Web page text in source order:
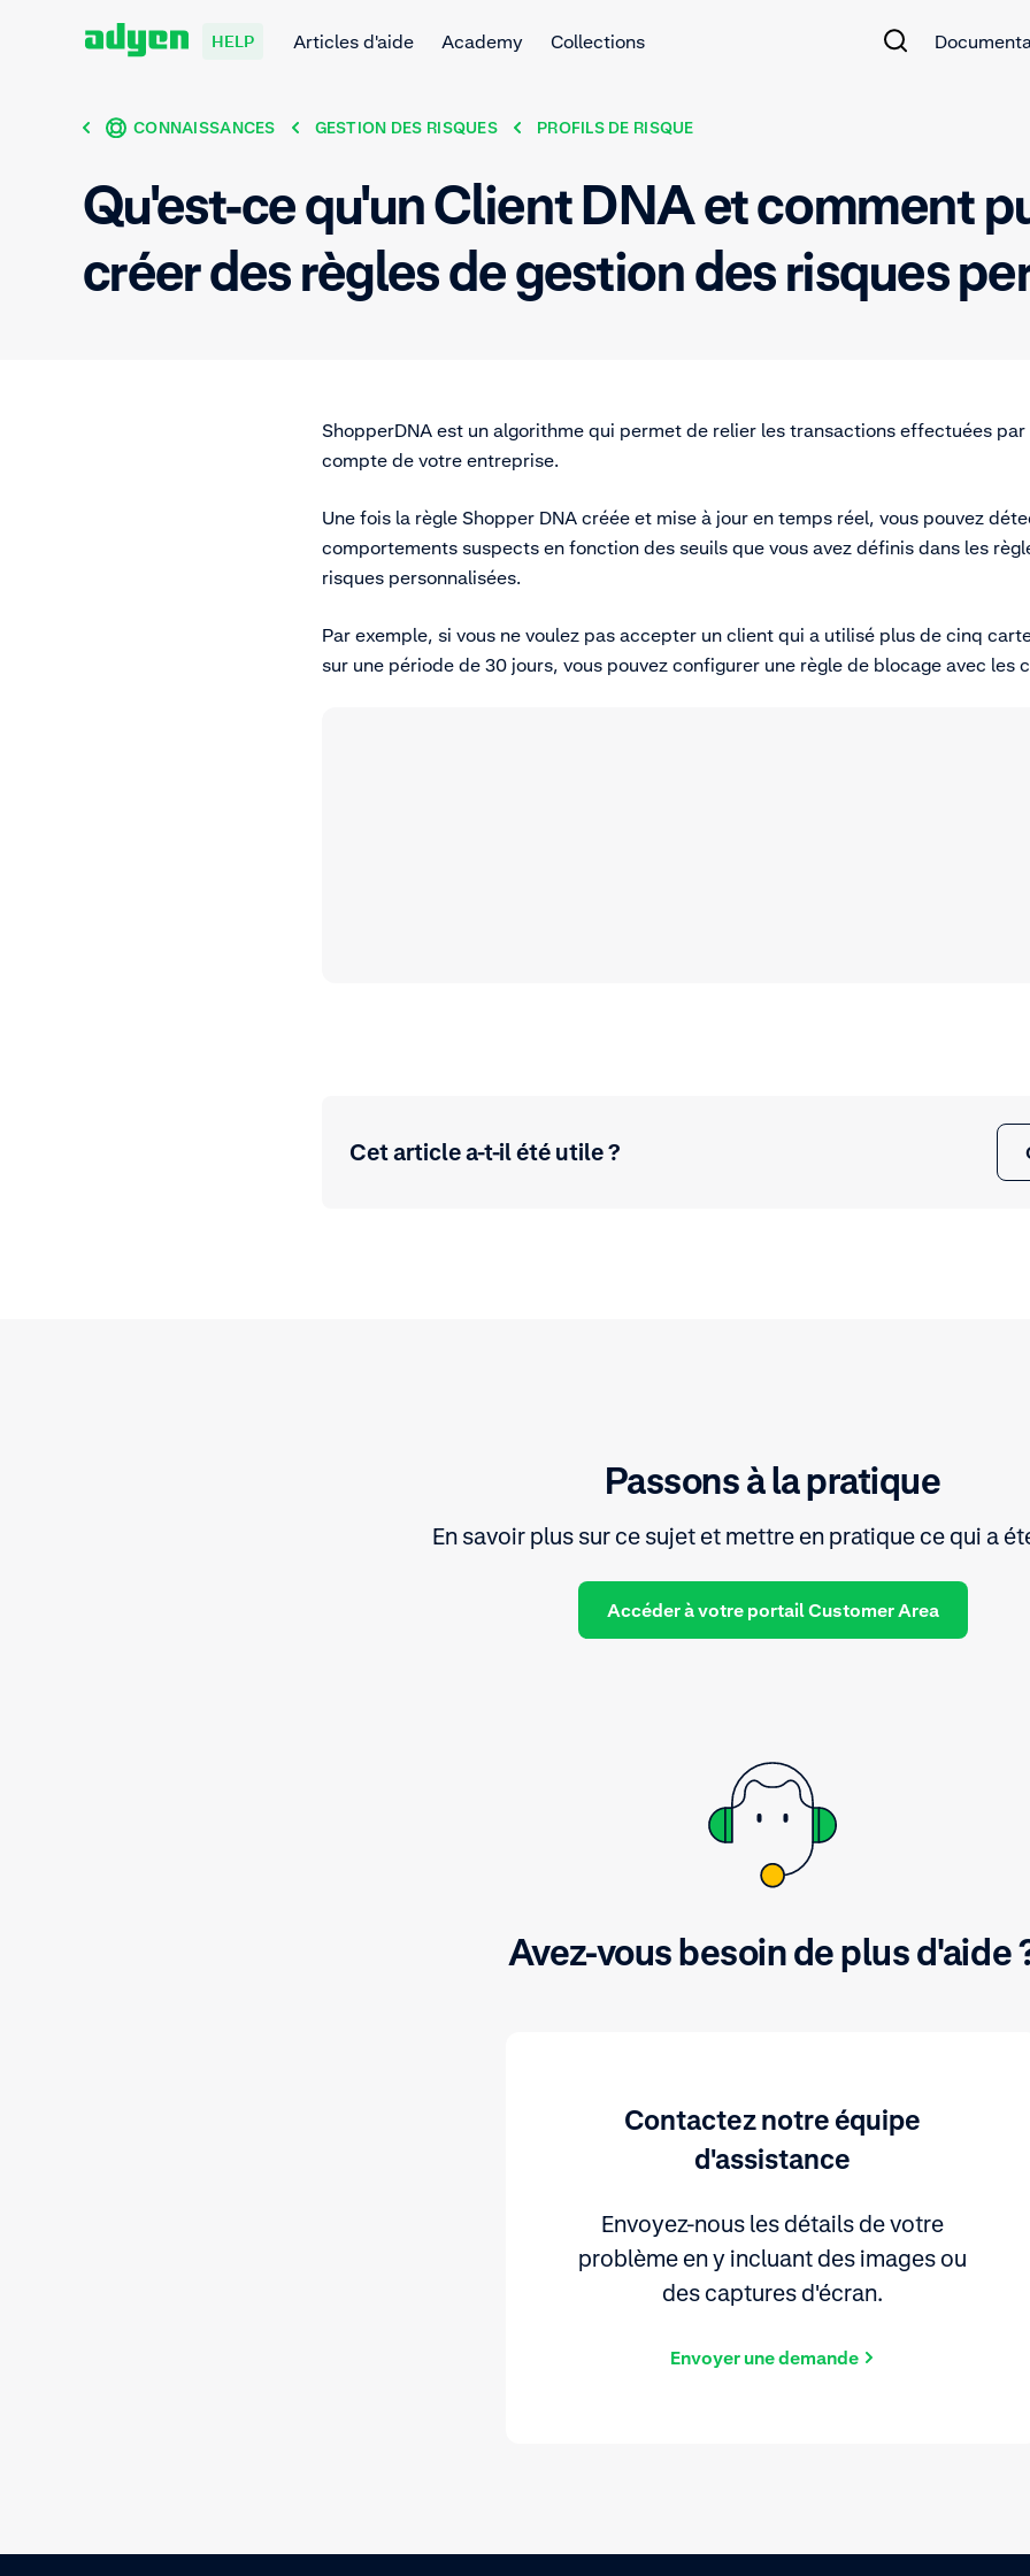
HELP Articles d'aide Academy Collections
CONNAISSANCES GESTION DES RISQUES PROFILS DE RISQUE
Qu'est-ce qu'un Client DNA et comment
créer des règles de gestion des risques
ShopperDNA est un algorithme qui permet de relier les transactions effectuées
compte de votre entreprise.
Une fois la règle Shopper DNA créée et mise à jour en temps réel, vous pouvez
comportements suspects en fonction des seuils que vous avez définis dans les
risques personnalisées.
Par exemple, si vous ne voulez pas accepter un client qui a utilisé plus de cinq
sur une période de 30 jours, vous pouvez configurer une règle de blocage avec les
Cet article a-t-il été utile ?
Passons à la pratique
En savoir plus sur ce sujet et mettre en pratique ce qui a
Accéder à votre portail Customer Area
Avez-vous besoin de plus d'aide
Contactez notre équipe
d'assistance
Envoyez-nous les détails de votre
problème en y incluant des images ou
des captures d'écran.
Envoyer une demande